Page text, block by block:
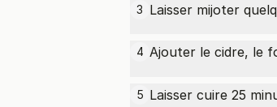
3 Laisser mijoter
4 Ajouter le cidre, le
5 Laisser cuire 25